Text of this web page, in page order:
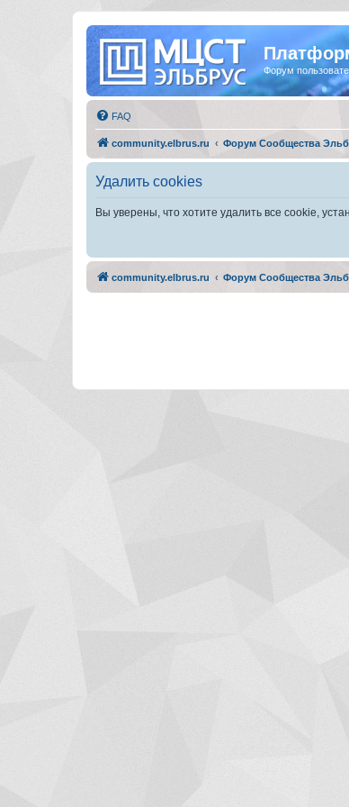
Форум
FAQ
community.elbrus.ru Форум Сообщества
Удалить cookies
Вы уверены, что хотите удалить все cookie,
community.elbrus.ru Форум Сообщества